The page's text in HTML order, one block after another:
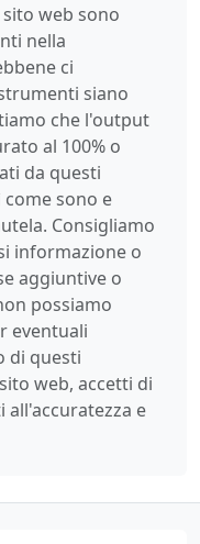
web sono
nella
ci
siano
che l'output
al 100% o
da questi
sono e
Consigliamo
informazione o
aggiuntive o
possiamo
eventuali
di questi
web, accetti di
e